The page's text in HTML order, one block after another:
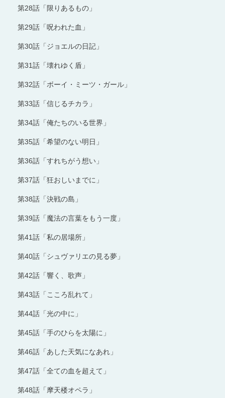
第28話「限りあるもの」
第29話「呪われた血」
第30話「ジョエルの日記」
第31話「壊れゆく盾」
第32話「ボーイ・ミーツ・ガール」
第33話「信じるチカラ」
第34話「俺たちのいる世界」
第35話「希望のない明日」
第36話「すれちがう想い」
第37話「狂おしいまでに」
第38話「決戦の島」
第39話「魔法の言葉をもう一度」
第41話「私の居場所」
第40話「シュヴァリエの見る夢」
第42話「響く、歌声」
第43話「こころ乱れて」
第44話「光の中に」
第45話「手のひらを太陽に」
第46話「あした天気になあれ」
第47話「全ての血を超えて」
第48話「摩天楼オペラ」